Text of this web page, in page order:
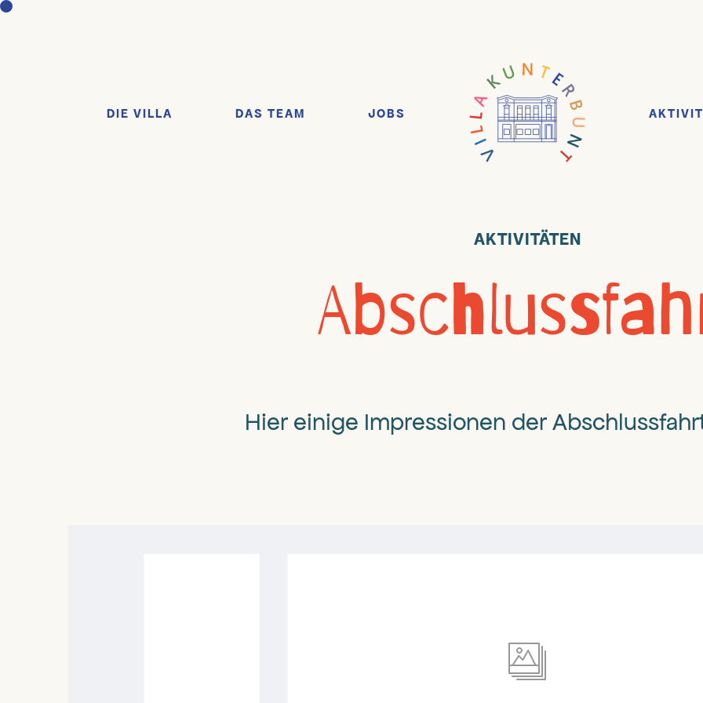
DIE VILLA DAS TEAM JOBS
AKTIVITÄTEN
Hier einige Impressionen der